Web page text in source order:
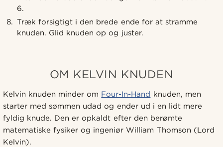
6.
Træk forsigtigt i den brede ende for at stramme
knuden. Glid knuden op og juster.
OM KELVIN KNUDEN
Kelvin knuden minder om Four-In-Hand knuden, men
starter med sømmen udad og ender ud i en lidt mere
fyldig knude. Den er opkaldt efter den berømte
matematiske fysiker og ingeniør William Thomson (Lord
Kelvin).